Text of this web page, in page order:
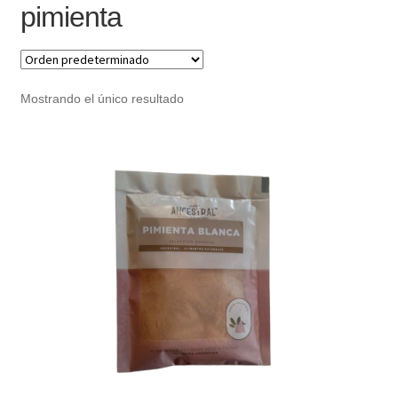
Mi cuenta
Receso de verano
Retirando en Roca Negra
pimienta
Mostrando el único resultado